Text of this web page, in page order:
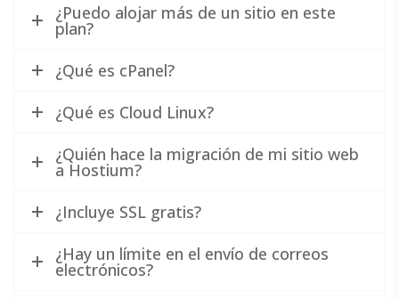
¿Puedo alojar más de un sitio en este
plan?
¿Qué es cPanel?
¿Qué es Cloud Linux?
¿Quién hace la migración de mi sitio web
a Hostium?
¿Incluye SSL gratis?
¿Hay un límite en el envío de correos
electrónicos?